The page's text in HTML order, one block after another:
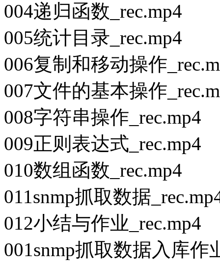
004递归函数_rec.mp4
005统计目录_rec.mp4
006复制和移动操作
007文件的基本操作
008字符串操作_rec.mp4
009正则表达式_rec.mp4
010数组函数_rec.mp4
011snmp抓取数据
012小结与作业_rec.mp4
001snmp抓取数据入库作